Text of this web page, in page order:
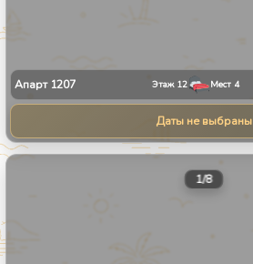
Апарт 1207 Этаж 12 Мест 4
Даты не выбраны
1/8